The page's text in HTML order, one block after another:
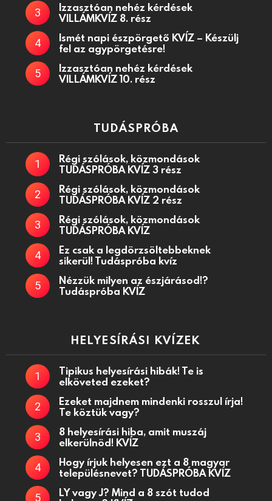
Izzasztóan nehéz kérdések
VILLÁMKVÍZ 8. rész
Ismét napi észpörgető KVÍZ – Készülj
fel az agypörgetésre!
Izzasztóan nehéz kérdések
VILLÁMKVÍZ 10. rész
TUDÁSPRÓBA
Régi szólások, közmondások
TUDÁSPRÓBA KVÍZ 3 rész
Régi szólások, közmondások
TUDÁSPRÓBA KVÍZ 2 rész
Régi szólások, közmondások
TUDÁSPRÓBA KVÍZ
Ez csak a legdörzsöltebbeknek
sikerül! Tudáspróba kvíz
Nézzük milyen az észjárásod!?
Tudáspróba KVÍZ
HELYESÍRÁSI KVÍZEK
Tipikus helyesírási hibák! Te is
elköveted ezeket?
Ezeket majdnem mindenki rosszul írja!
Te köztük vagy?
8 helyesírási hiba, amit muszáj
elkerülnöd! KVÍZ
Hogy írjuk helyesen ezt a 8 magyar
településnevet? TUDÁSPRÓBA KVÍZ
LY vagy J? Mind a 8 szót tudod